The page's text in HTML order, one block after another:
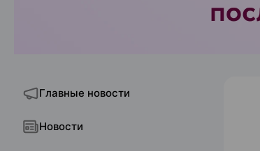
Главные новости
Новости